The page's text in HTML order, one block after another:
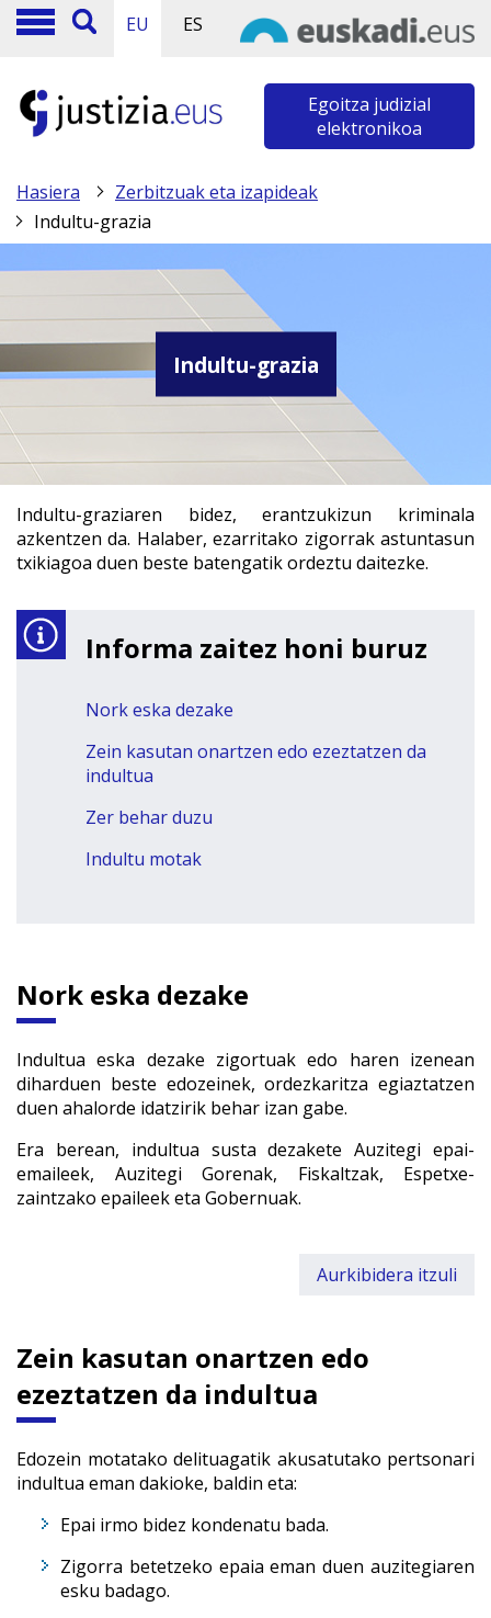
EU ES
Egoitza judizial
elektronikoa
Hasiera
Zerbitzuak eta izapideak
Indultu-grazia
Indultu-grazia
Indultu-graziaren bidez, erantzukizun kriminala
azkentzen da. Halaber, ezarritako zigorrak astuntasun
txikiagoa duen beste batengatik ordeztu daitezke.
Informa zaitez honi buruz
Nork eska dezake
Zein kasutan onartzen edo ezeztatzen da
indultua
Zer behar duzu
Indultu motak
Nork eska dezake
Indultua eska dezake zigortuak edo haren izenean
diharduen beste edozeinek, ordezkaritza egiaztatzen
duen ahalorde idatzirik behar izan gabe.
Era berean, indultua susta dezakete Auzitegi epai-
emaileek, Auzitegi Gorenak, Fiskaltzak, Espetxe-
zaintzako epaileek eta Gobernuak.
Aurkibidera itzuli
Zein kasutan onartzen edo
ezeztatzen da indultua
Edozein motatako delituagatik akusatutako pertsonari
indultua eman dakioke, baldin eta:
Epai irmo bidez kondenatu bada.
Zigorra betetzeko epaia eman duen auzitegiaren
esku badago.